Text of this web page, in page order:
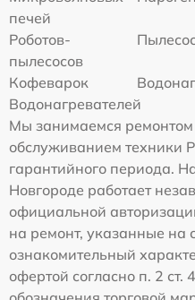
печей
Роботов-
пылесосов
Кофеварок
Водонагревателей
Мы занимаемся ремонтом
обслуживанием техники
гарантийного периода.
Новгороде работает
официальной
на ремонт, указанные на
ознакомительный
офертой согласно п. 2